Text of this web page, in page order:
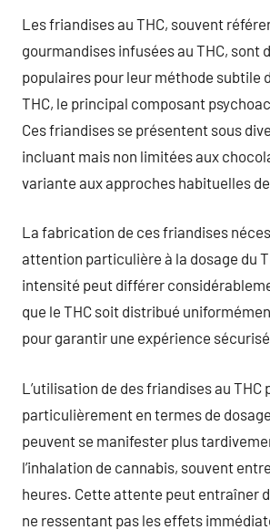
Les friandises au THC, souvent
gourmandises infusées au THC, sont
populaires pour leur méthode subtile
THC, le principal composant
Ces friandises se présentent sous
incluant mais non limitées aux
variante aux approches habituelles
La fabrication de ces friandises
attention particulière à la dosage du
intensité peut différer
que le THC soit distribué
pour garantir une expérience
L’utilisation de des friandises au THC
particulièrement en termes de
peuvent se manifester plus
l’inhalation de cannabis, souvent
heures. Cette attente peut entraîner
ne ressentant pas les effets